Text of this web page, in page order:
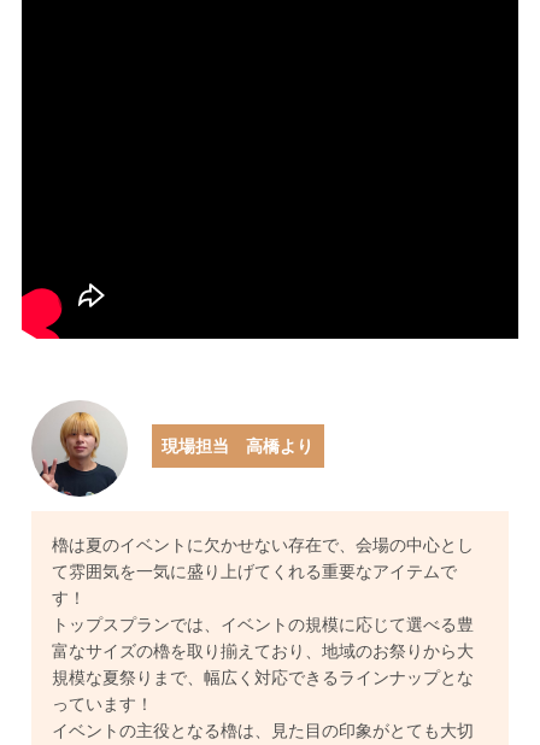
現場担当 高橋より
櫓は夏のイベントに欠かせない存在で、会場の中心とし
て雰囲気を一気に盛り上げてくれる重要なアイテムで
す！
トップスプランでは、イベントの規模に応じて選べる豊
富なサイズの櫓を取り揃えており、地域のお祭りから大
規模な夏祭りまで、幅広く対応できるラインナップとな
っています！
イベントの主役となる櫓は、見た目の印象がとても大切